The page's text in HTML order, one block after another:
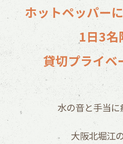
ホットペッパー
1日3名
貸切プライベ
水の音と手当に
大阪北堀江